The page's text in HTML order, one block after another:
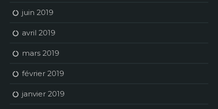
juin 2019
avril 2019
mars 2019
février 2019
janvier 2019